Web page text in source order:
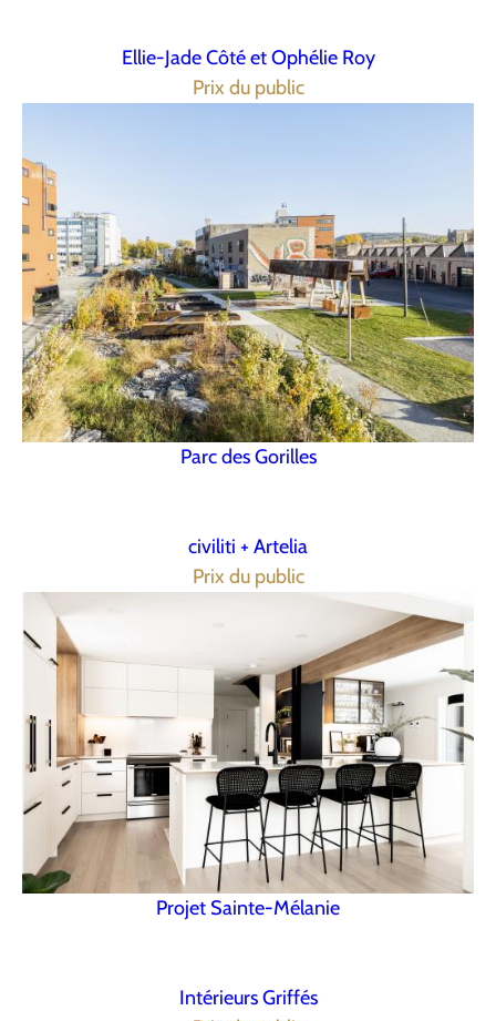
Ellie-Jade Côté et Ophélie Roy
Prix du public
Parc des Gorilles
civiliti + Artelia
Prix du public
Projet Sainte-Mélanie
Intérieurs Griffés